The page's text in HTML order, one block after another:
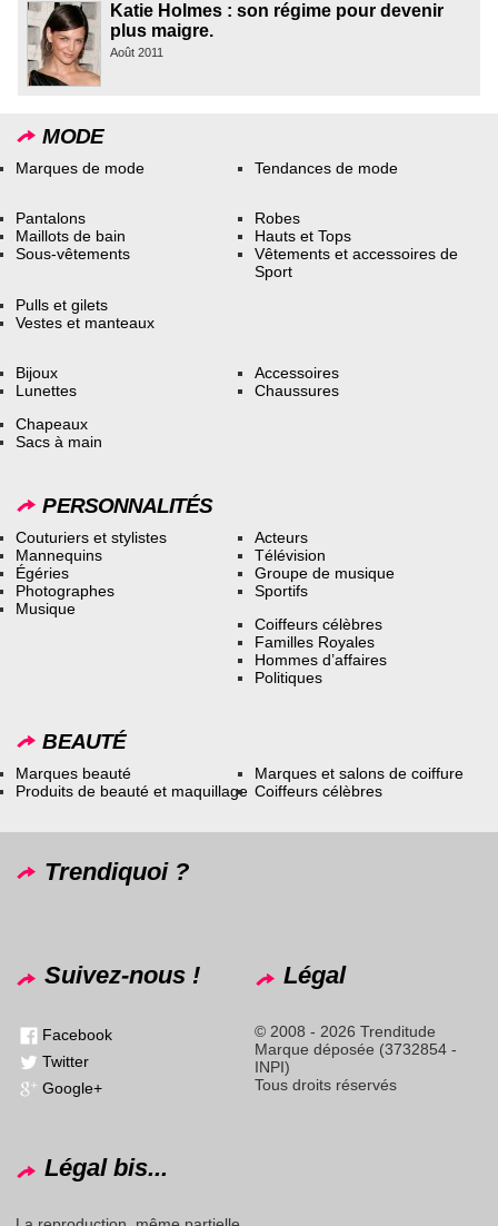
Katie Holmes : son régime pour devenir
plus maigre.
Août 2011
MODE
Marques de mode Tendances de mode
Pantalons
Maillots de bain
Sous-vêtements
Robes
Hauts et Tops
Vêtements et accessoires de
Sport
Pulls et gilets
Vestes et manteaux
Bijoux
Lunettes
Accessoires
Chaussures
Chapeaux
Sacs à main
PERSONNALITÉS
Couturiers et stylistes
Mannequins
Égéries
Photographes
Musique
Acteurs
Télévision
Groupe de musique
Sportifs
Coiffeurs célèbres
Familles Royales
Hommes d’affaires
Politiques
BEAUTÉ
Marques beauté
Produits de beauté et maquillage
Marques et salons de coiffure
Coiffeurs célèbres
Trendiquoi ?
Suivez-nous !
Facebook
Twitter
Google+
Légal
© 2008 - 2026 Trenditude
Marque déposée (3732854 -
INPI)
Tous droits réservés
Légal bis...